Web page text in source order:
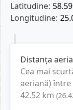
Latitudine:
Longitudine:
Distanța
Cea mai
aeriană) între
42.52 km (